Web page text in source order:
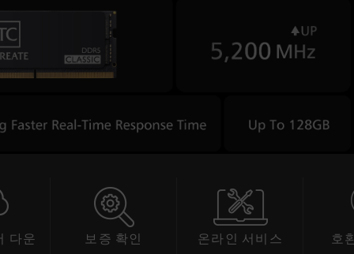
다운
보증 확인 온라인 서비스 호